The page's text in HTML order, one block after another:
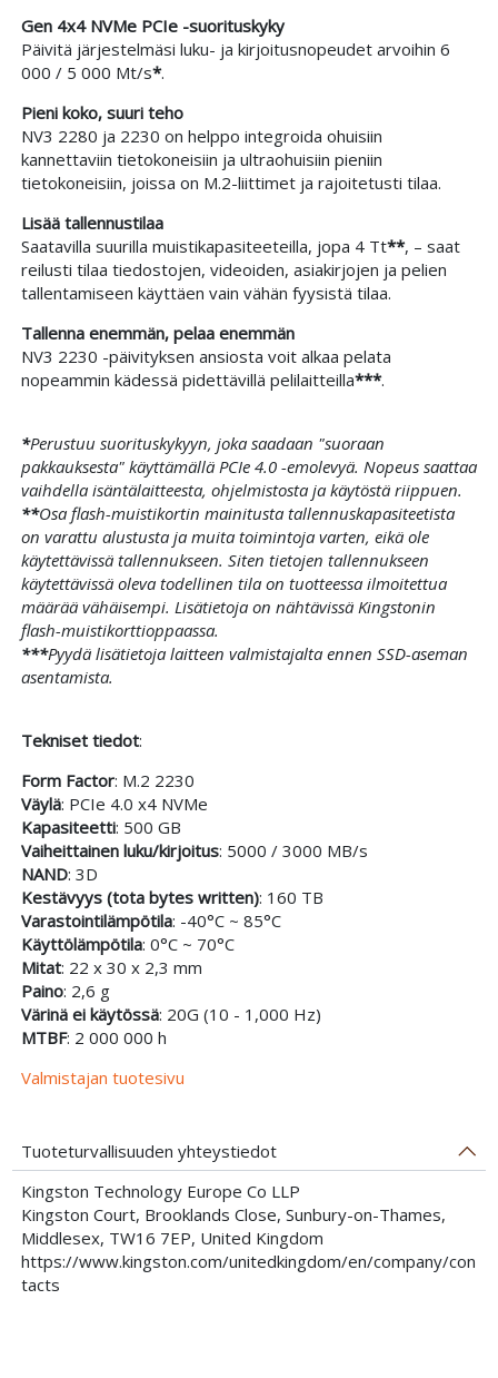
Gen 4x4 NVMe PCIe -suorituskyky
Päivitä järjestelmäsi luku- ja kirjoitusnopeudet arvoihin 6
000 / 5 000 Mt/s*.
Pieni koko, suuri teho
NV3 2280 ja 2230 on helppo integroida ohuisiin
kannettaviin tietokoneisiin ja ultraohuisiin pieniin
tietokoneisiin, joissa on M.2-liittimet ja rajoitetusti tilaa.
Lisää tallennustilaa
Saatavilla suurilla muistikapasiteeteilla, jopa 4 Tt**, – saat
reilusti tilaa tiedostojen, videoiden, asiakirjojen ja pelien
tallentamiseen käyttäen vain vähän fyysistä tilaa.
Tallenna enemmän, pelaa enemmän
NV3 2230 -päivityksen ansiosta voit alkaa pelata
nopeammin kädessä pidettävillä pelilaitteilla***.
*Perustuu suorituskykyyn, joka saadaan "suoraan
pakkauksesta" käyttämällä PCIe 4.0 -emolevyä. Nopeus saattaa
vaihdella isäntälaitteesta, ohjelmistosta ja käytöstä riippuen.
**Osa flash-muistikortin mainitusta tallennuskapasiteetista
on varattu alustusta ja muita toimintoja varten, eikä ole
käytettävissä tallennukseen. Siten tietojen tallennukseen
käytettävissä oleva todellinen tila on tuotteessa ilmoitettua
määrää vähäisempi. Lisätietoja on nähtävissä Kingstonin
flash-muistikorttioppaassa.
***Pyydä lisätietoja laitteen valmistajalta ennen SSD-aseman
asentamista.
Tekniset tiedot:
Form Factor: M.2 2230
Väylä: PCIe 4.0 x4 NVMe
Kapasiteetti: 500 GB
Vaiheittainen luku/kirjoitus: 5000 / 3000 MB/s
NAND: 3D
Kestävyys (tota bytes written): 160 TB
Varastointilämpötila: -40°C ~ 85°C
Käyttölämpötila: 0°C ~ 70°C
Mitat: 22 x 30 x 2,3 mm
Paino: 2,6 g
Värinä ei käytössä: 20G (10 - 1,000 Hz)
MTBF: 2 000 000 h
Valmistajan tuotesivu
Tuoteturvallisuuden yhteystiedot
Kingston Technology Europe Co LLP
Kingston Court, Brooklands Close, Sunbury-on-Thames,
Middlesex, TW16 7EP, United Kingdom
https://www.kingston.com/unitedkingdom/en/company/con
tacts